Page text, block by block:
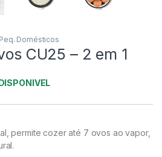
Peq. Domésticos
CU25 – 2 em 1
permite cozer até 7 ovos ao vapor,